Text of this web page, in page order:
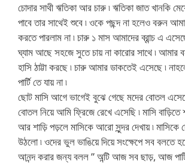
চোদার সাথী ঋতিকা আর চারু ৷ ঋতিকা জাত খানকি
পাবে তার সাথেই শুবে ৷ ওকে পছন্দ না হলেও বরুন
করতে পারলাম না ৷ চারু ১ মাস আমাদের ব্রান্চ এ
ঘ্যাম আছে সহজে সুতে চায় না কারোর সাথে ৷ আমার
হাসি ঠাট্টা করছে ৷ চারু আমার ডাকতেই এসেছে ৷
পার্টি তে যায় না ৷
ছোট মাসি আগে ভাগেই বুঝে গেছে মদের বোতল
বোতল নিয়ে আমি ফ্রিজে রেখে এসেছি ৷ মাসি বাড়িতে
আর শাড়ি পড়লে মাসিকে আরো সুন্দর দেখায় ৷
উঠলো ৷ ওদের ভুল ভাঙিয়ে দিয়ে সংক্ষেপে সব বলতে
আনন্দ করার জন্য বলল ” অন্টি আজ সব ছাড়, আজ